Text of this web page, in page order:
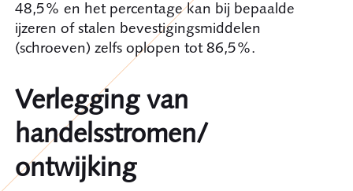
48,5% en het percentage kan bij bepaalde
ijzeren of stalen bevestigingsmiddelen
(schroeven) zelfs oplopen tot 86,5%.
Verlegging van
handelsstromen/
ontwijking